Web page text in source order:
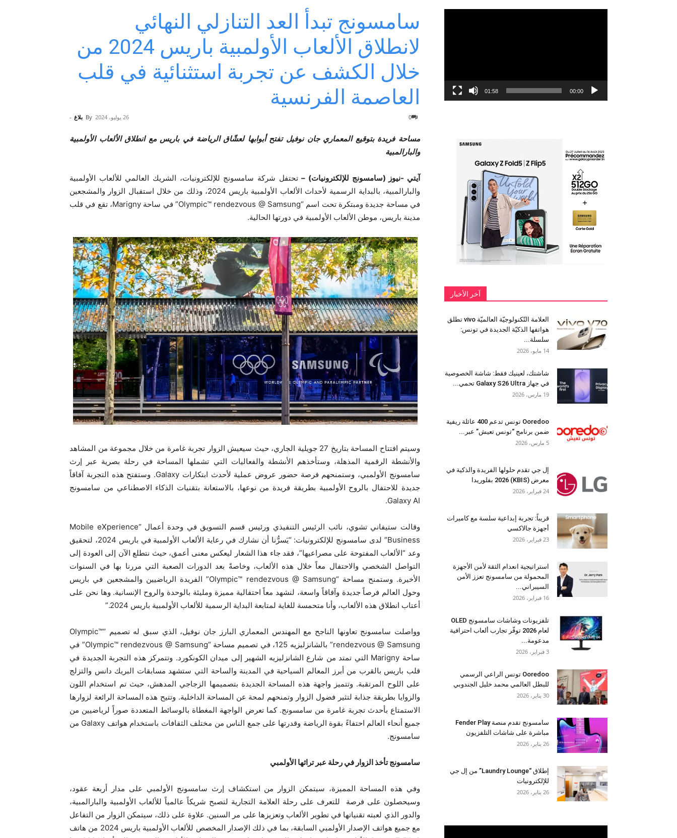
سامسونج تبدأ العد التنازلي النهائي
لانطلاق الألعاب الأولمبية باريس 2024 من
خلال الكشف عن تجربة استثنائية في قلب
العاصمة الفرنسية
By بلاغ - 26 يوليو، 2024 0
مساحة فريدة بتوقيع المعماري جان نوفيل تفتح أبوابها لعشّاق الرياضة في باريس مع انطلاق الألعاب الأولمبية
والبارالمبية
آيتي -نيوز (سامسونج للإلكترونيات) –تحتفل شركة سامسونج للإلكترونيات، الشريك العالمي للألعاب الأولمبية
والبارالمبية، بالبداية الرسمية لأحداث الألعاب الأولمبية باريس 2024، وذلك من خلال استقبال الزوار والمشجعين
في مساحة جديدة ومبتكرة تحت اسم “Olympic™ rendezvous @ Samsung” في ساحة Marigny، تقع في قلب
مدينة باريس، موطن الألعاب الأولمبية في دورتها الحالية.
وسيتم افتتاح المساحة بتاريخ 27 جويلية الجاري، حيث سيعيش الزوار تجربة غامرة من خلال مجموعة من المشاهد
والأنشطة الرقمية المذهلة، وستأخذهم الأنشطة والفعاليات التي تشملها المساحة في رحلة بصرية عبر إرث
سامسونج الأولمبي، وستمنحهم فرصة حضور عروض عملية لأحدث ابتكارات Galaxy. وستفتح هذه التجربة آفاقاً
جديدة للاحتفال بالروح الأولمبية بطريقة فريدة من نوعها، بالاستعانة بتقنيات الذكاء الاصطناعي من سامسونج
Galaxy AI.
وقالت ستيفاني تشوي، نائب الرئيس التنفيذي ورئيس قسم التسويق في وحدة أعمال “Mobile eXperience
Business” لدى سامسونج للإلكترونيات: “يَسرُّنا أن نشارك في رعاية الألعاب الأولمبية في باريس 2024، لتحقيق
وعد “الألعاب المفتوحة على مصراعيها”، فقد جاء هذا الشعار ليعكس معنى أعمق، حيث نتطلع الآن إلى العودة إلى
التواصل الشخصي والاحتفال معاً خلال هذه الألعاب، وخاصةً بعد الدورات الصعبة التي مررنا بها في السنوات
الأخيرة. وستمنح مساحة “Olympic™ rendezvous @ Samsung” الفريدة الرياضيين والمشجعين في باريس
وحول العالم فرصاً جديدة وآفاقاً واسعة، لنشهد معاً احتفالية مميزة ومليئة بالوحدة والروح الإنسانية. وها نحن على
أعتاب انطلاق هذه الألعاب، وأنا متحمسة للغاية لمتابعة البداية الرسمية للألعاب الأولمبية باريس 2024.”
وواصلت سامسونج تعاونها الناجح مع المهندس المعماري البارز جان نوفيل، الذي سبق له تصميم “Olympic™
rendezvous @ Samsung” بالشانزليزيه 125، في تصميم مساحة “Olympic™ rendezvous @ Samsung” في
ساحة Marigny التي تمتد من شارع الشانزليزيه الشهير إلى ميدان الكونكورد. وتتمرکز هذه التجربة الجديدة في
قلب باريس بالقرب من أبرز المعالم السياحية في المدينة والساحة التي ستشهد مسابقات البريك دانس والتزلج
على اللوح المرتقبة. وتتميز واجهة هذه المساحة الجديدة بتصميمها الزجاجي المدهش، حيث تم استخدام اللون
والزوايا بطريقة جذابة لتثير فضول الزوار وتمنحهم لمحة عن المساحة الداخلية. وتتيح هذه المساحة الرائعة لزوارها
الاستمتاع بأحدث تجربة غامرة من سامسونج. كما تعرض الواجهة المغطاة بالوسائط المتعددة صوراً لرياضيين من
جميع أنحاء العالم احتفاءً بقوة الرياضة وقدرتها على جمع الناس من مختلف الثقافات باستخدام هواتف Galaxy من
سامسونج.
سامسونج تأخذ الزوار في رحلة عبر تراثها الأولمبي
وفي هذه المساحة المميزة، سيتمكن الزوار من استكشاف إرث سامسونج الأولمبي على مدار أربعة عقود،
وسيحصلون على فرصة للتعرف على رحلة العلامة التجارية لتصبح شريكاً عالمياً للألعاب الأولمبية والبارالمبية،
والدور الذي لعبته تقنياتها في تطوير الألعاب وتعزيزها على مر السنين. علاوة على ذلك، سيتمكن الزوار من التفاعل
مع جميع هواتف الإصدار الأولمبي السابقة، بما في ذلك الإصدار المخصص للألعاب الأولمبية باريس 2024 من هاتف
00:00
01:58
آخر الأخبار
العلامة التّكنولوجيّة العالميّة vivo تطلق
هواتفها الذكيّة الجديدة في تونس:
سلسلة...
14 مايو، 2026
شاشتك، لعينيك فقط: شاشة الخصوصية
في جهاز Galaxy S26 Ultra تحمي...
19 مارس، 2026
Ooredoo تونس تدعم 400 عائلة ريفية
ضمن برنامج “تونس تعيش” عبر...
5 مارس، 2026
إل جي تقدم حلولها الفريدة والذكية في
معرض (KBIS) 2026 بفلوريدا
24 فبراير، 2026
قريباً: تجربة إبداعية سلسة مع كاميرات
أجهزة جالاكسي
23 فبراير، 2026
استراتيجية انعدام الثقة لأمن الأجهزة
المحمولة من سامسونج تعزز الأمن
السيبراني...
16 فبراير، 2026
تلفزيونات وشاشات سامسونج OLED
لعام 2026 توفّر تجارب ألعاب احترافية
مدعومة...
3 فبراير، 2026
Ooredoo تونس الراعي الرسمي
للبطل العالمي محمد خليل الجندوبي
30 يناير، 2026
سامسونج تقدم منصة Fender Play
مباشرة على شاشات التلفزيون
26 يناير، 2026
إطلاق “Laundry Lounge” من إل جي
للإلكترونيات
26 يناير، 2026